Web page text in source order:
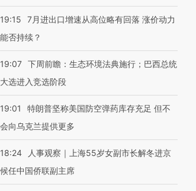
19:15
7月进出口增速从高位略有回落 涨价动力
能否持续？
19:07 下周前瞻：生态环境法典施行；巴西总统
大选进入竞选阶段
19:01
特朗普坚称美国防空弹药库存充足 但不
会向乌克兰提供更多
18:24
人事观察｜上海55岁女副市长解冬进京
候任中国侨联副主席